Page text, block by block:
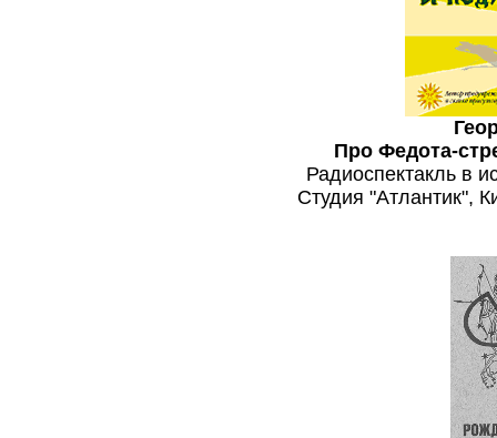
Про Федота-
Радиоспектакль в
Студия "Атлантик",